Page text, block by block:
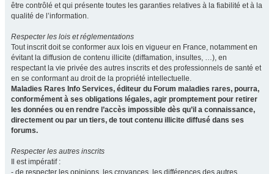
être contrôlé et qui présente toutes les garanties relatives à la fiabilité et à la
qualité de l’information.
Respecter les lois et réglementations
Tout inscrit doit se conformer aux lois en vigueur en France, notamment en
évitant la diffusion de contenu illicite (diffamation, insultes, …), en
respectant la vie privée des autres inscrits et des professionnels de santé et
en se conformant au droit de la propriété intellectuelle.
Maladies Rares Info Services, éditeur du Forum maladies rares, pourra,
conformément à ses obligations légales, agir promptement pour retirer
les données ou en rendre l’accès impossible dès qu’il a connaissance,
directement ou par un tiers, de tout contenu illicite diffusé dans ses
forums.
Respecter les autres inscrits
Il est impératif :
- de respecter les opinions, les croyances, les différences des autres